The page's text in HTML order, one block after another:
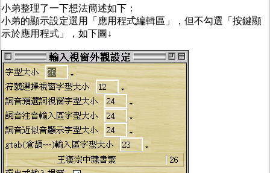
小弟整理了一下想法簡述如下：
小弟的顯示設定選用「應用程式編輯區」，但不勾選「按鍵顯
示於應用程式」，如下圖↓